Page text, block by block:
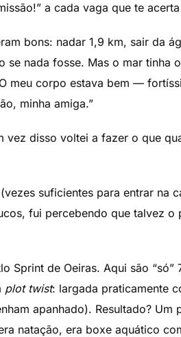
a cada vaga que te
bons: nadar 1,9 km, sair da
nada fosse. Mas o mar tinha
meu corpo estava bem —
minha amiga.”
vez disso voltei a fazer o que
suficientes para entrar na
fui percebendo que talvez o
Sprint de Oeiras. Aqui são “só”
plot twist: largada praticamente
apanhado). Resultado? Um
natação, era boxe aquático